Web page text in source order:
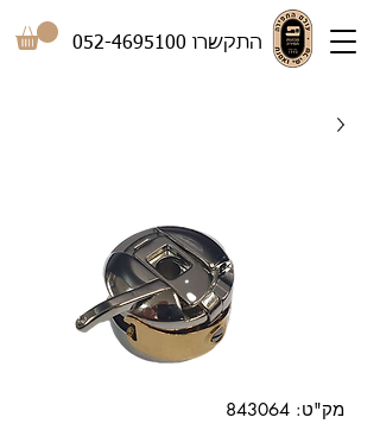
התקשרו 052-4695100
מק"ט: 843064